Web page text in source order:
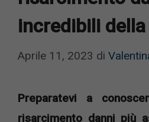
incredibili
Aprile 11, 2023 di
Preparatevi a
risarcimento danni più